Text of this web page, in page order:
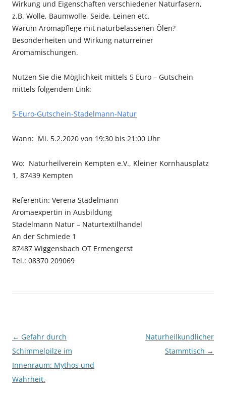
Wirkung und Eigenschaften verschiedener Naturfasern,
z.B. Wolle, Baumwolle, Seide, Leinen etc.
Warum Aromapflege mit naturbelassenen Ölen?
Besonderheiten und Wirkung naturreiner
Aromamischungen.
Nutzen Sie die Möglichkeit mittels 5 Euro – Gutschein
mittels folgendem Link:
5-Euro-Gutschein-Stadelmann-Natur
Wann: Mi. 5.2.2020 von 19:30 bis 21:00 Uhr
Wo: Naturheilverein Kempten e.V., Kleiner Kornhausplatz
1, 87439 Kempten
Referentin: Verena Stadelmann
Aromaexpertin in Ausbildung
Stadelmann Natur – Naturtextilhandel
An der Schmiede 1
87487 Wiggensbach OT Ermengerst
Tel.: 08370 209069
Beitragsnavigation
← Gefahr durch
Schimmelpilze im
Innenraum: Mythos und
Wahrheit.
Naturheilkundlicher
Stammtisch →